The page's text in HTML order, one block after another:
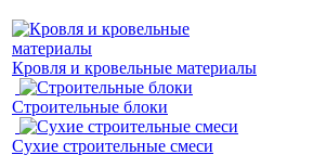
Кровля и кровельные материалы
Строительные блоки
Сухие строительные смеси